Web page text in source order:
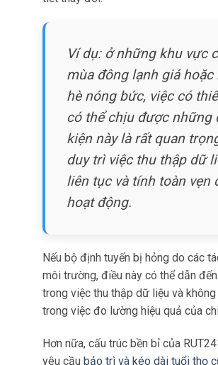
Thiết kế thân thiện với môi trường
tiết thay đổi.
Ví dụ: ở những khu vực
mùa đông lạnh giá hoặc
hè nóng bức, việc có
có thể chịu được những
kiện này là rất quan trọng
hoạt động.
Nếu bộ định tuyến bị hỏng do các
môi trường, điều này có thể dẫn
trong việc thu thập dữ liệu và